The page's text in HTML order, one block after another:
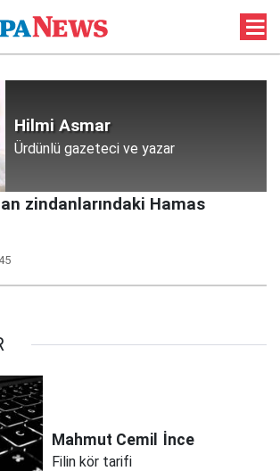
Hilmi Asmar
Ürdünlü gazeteci ve yazar
zindanlarındaki Hamas
Mahmut Cemil İnce
Filin kör tarifi